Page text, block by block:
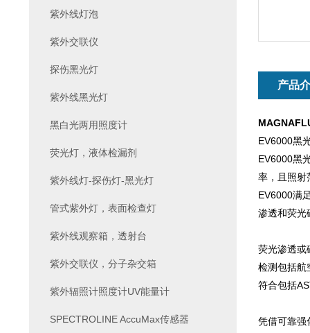
产品
EV6000黑
EV6000黑
率，且照射
EV6000满
渗透和荧光
荧光渗透或
检测包括航
符合包括
凭借可靠强
紫外线灯泡
紫外交联仪
探伤黑光灯
紫外线黑光灯
黑白光两用照度计
荧光灯，液体检漏剂
紫外线灯-探伤灯-黑光灯
管式紫外灯，表面检查灯
紫外线观察箱，透射台
紫外交联仪，分子杂交箱
紫外辐照计照度计UV能量计
SPECTROLINE AccuMax传感器